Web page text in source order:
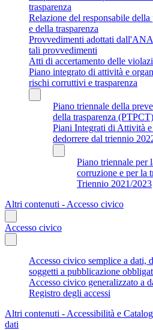
trasparenza
Relazione del responsabile
e della trasparenza
Provvedimenti adottati
tali provvedimenti
Atti di accertamento delle
Piano integrato di attività e
rischi corruttivi e trasparenza
Piano triennale della
della trasparenza
Piani Integrati di Attività
dedorrere dal triennio
Piano triennale per
corruzione e per la
Triennio 2021/2023
Altri contenuti - Accesso civico
Accesso civico
Accesso civico semplice a dati,
soggetti a pubblicazione
Accesso civico generalizzato a
Registro degli accessi
Altri contenuti - Accessibilità e
dati